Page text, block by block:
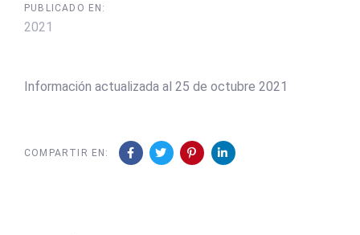
PUBLICADO EN:
2021
Información actualizada al 25 de octubre 2021
COMPARTIR EN: